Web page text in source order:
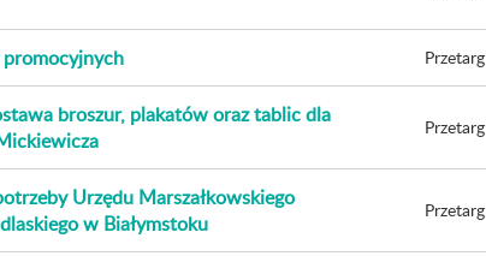
Przetarg
broszur, plakatów oraz tablic dla
Przetarg
Urzędu Marszałkowskiego
w Białymstoku
Przetarg